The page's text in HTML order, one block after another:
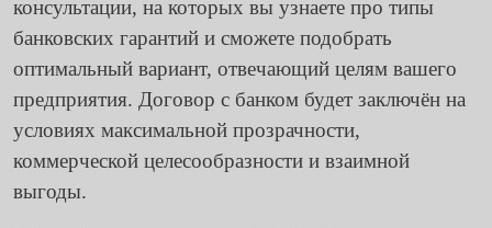
консультации, на которых вы узнаете про типы
банковских гарантий и сможете подобрать
оптимальный вариант, отвечающий целям вашего
предприятия. Договор с банком будет заключён на
условиях максимальной прозрачности,
коммерческой целесообразности и взаимной
выгоды.